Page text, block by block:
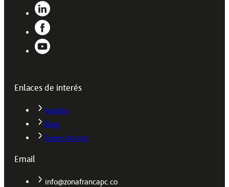
Enlaces de interés
Appolo
Blog
Super Access
Email
info@zonafrancapc.co